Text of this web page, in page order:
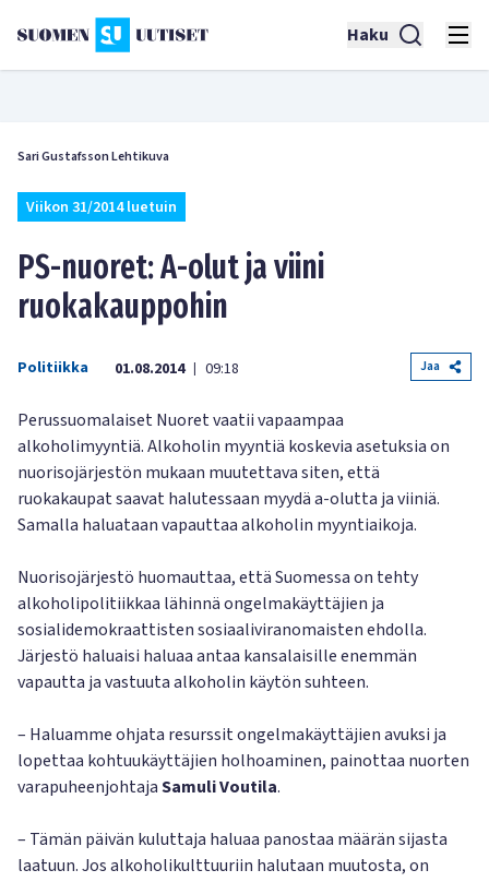
Haku
Sari Gustafsson Lehtikuva
Viikon 31/2014 luetuin
PS-nuoret: A-olut ja viini
ruokakauppohin
Politiikka 01.08.2014 | 09:18 Jaa
Perussuomalaiset Nuoret vaatii vapaampaa
alkoholimyyntiä. Alkoholin myyntiä koskevia asetuksia on
nuorisojärjestön mukaan muutettava siten, että
ruokakaupat saavat halutessaan myydä a-olutta ja viiniä.
Samalla haluataan vapauttaa alkoholin myyntiaikoja.
Nuorisojärjestö huomauttaa, että Suomessa on tehty
alkoholipolitiikkaa lähinnä ongelmakäyttäjien ja
sosialidemokraattisten sosiaaliviranomaisten ehdolla.
Järjestö haluaisi haluaa antaa kansalaisille enemmän
vapautta ja vastuuta alkoholin käytön suhteen.
– Haluamme ohjata resurssit ongelmakäyttäjien avuksi ja
lopettaa kohtuukäyttäjien holhoaminen, painottaa nuorten
varapuheenjohtajaSamuli Voutila.
– Tämän päivän kuluttaja haluaa panostaa määrän sijasta
laatuun. Jos alkoholikulttuuriin halutaan muutosta, on